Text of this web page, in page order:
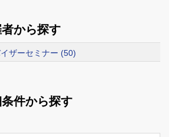
から探す
ザーセミナー (50)
件から探す